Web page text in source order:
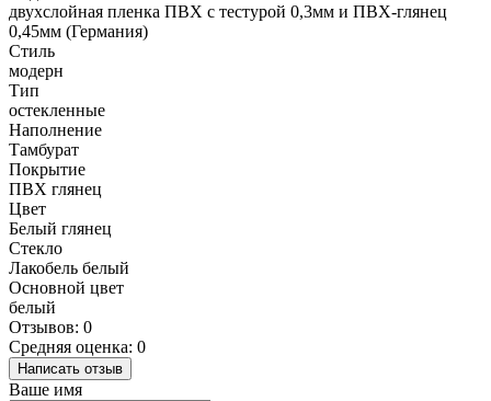
двухслойная пленка ПВХ с тестурой 0,3мм и ПВХ-глянец
0,45мм (Германия)
Стиль
модерн
Тип
остекленные
Наполнение
Тамбурат
Покрытие
ПВХ глянец
Цвет
Белый глянец
Стекло
Лакобель белый
Основной цвет
белый
Отзывов: 0
Средняя оценка: 0
Написать отзыв
Ваше имя